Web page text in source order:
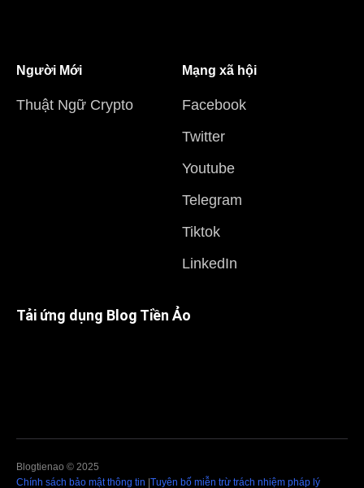
Người Mới
Thuật Ngữ Crypto
Mạng xã hội
Facebook
Twitter
Youtube
Telegram
Tiktok
LinkedIn
Tải ứng dụng Blog Tiền Ảo
Blogtienao © 2025
Chính sách bảo mật thông tin Tuyên bố miễn trừ trách nhiệm pháp lý